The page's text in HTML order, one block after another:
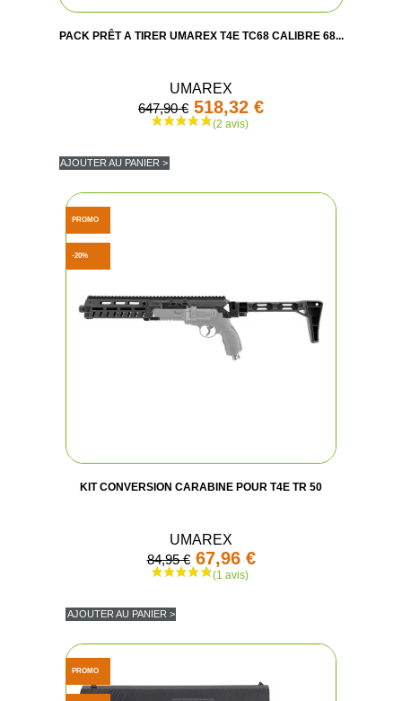
PACK PRÊT A TIRER UMAREX T4E TC68 CALIBRE 68...
UMAREX
647,90 € 518,32 €
AJOUTER AU PANIER >
KIT CONVERSION CARABINE POUR T4E TR 50
UMAREX
84,95 € 67,96 €
AJOUTER AU PANIER >
PROMO
-20%
PROMO